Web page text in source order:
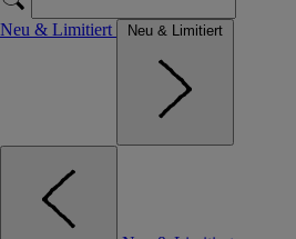
Neu & Limitiert Neu & Limitiert